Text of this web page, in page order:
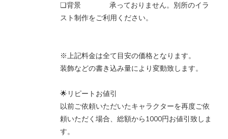
❏背景 承っておりません。別所のイラ
スト制作をご利用ください。
※上記料金は全て目安の価格となります。
装飾などの書き込み量により変動致します。
🌟リピートお値引
以前ご依頼いただいたキャラクターを再度ご依
頼いただく場合、総額から1000円お値引致しま
す。